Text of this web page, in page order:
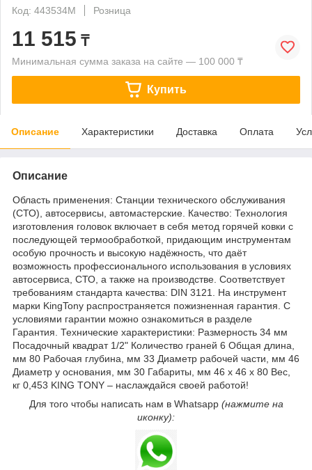
Код: 443534M
Розница
11 515 ₸
Минимальная сумма заказа на сайте — 100 000 ₸
Купить
Описание Характеристики Доставка Оплата
Описание
Область применения: Станции технического обслуживания
(СТО), автосервисы, автомастерские. Качество: Технология
изготовления головок включает в себя метод горячей ковки с
последующей термообработкой, придающим инструментам
особую прочность и высокую надёжность, что даёт
возможность профессионального использования в условиях
автосервиса, СТО, а также на производстве. Соответствует
требованиям стандарта качества: DIN 3121. На инструмент
марки KingTony распространяется пожизненная гарантия. С
условиями гарантии можно ознакомиться в разделе
Гарантия. Технические характеристики: Размерность 34 мм
Посадочный квадрат 1/2" Количество граней 6 Общая длина,
мм 80 Рабочая глубина, мм 33 Диаметр рабочей части, мм 46
Диаметр у основания, мм 30 Габариты, мм 46 х 46 х 80 Вес,
кг 0,453 KING TONY – наслаждайся своей работой!
Для того чтобы написать нам в Whatsapp (нажмите на
иконку):